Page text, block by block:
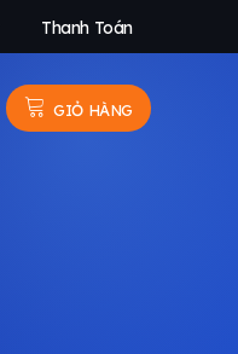
Thanh Toán
GIỎ HÀNG